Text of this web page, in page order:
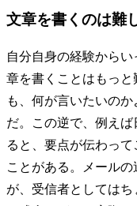
文章を書くのは難
自分自身の経験から
章を書くことはもっ
も、何が言いたいの
だ。この逆で、例え
ると、要点が伝わっ
ことがある。メール
が、受信者としては